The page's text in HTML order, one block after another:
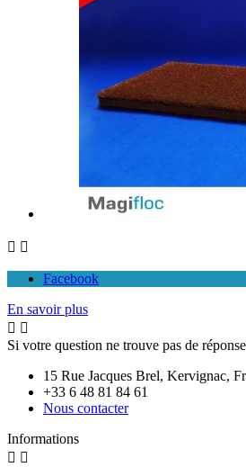
 
Facebook
En savoir plus
 
Si votre question ne trouve pas de
15 Rue Jacques Brel, Kervignac,
+33 6 48 81 84 61
Nous contacter
Informations
 